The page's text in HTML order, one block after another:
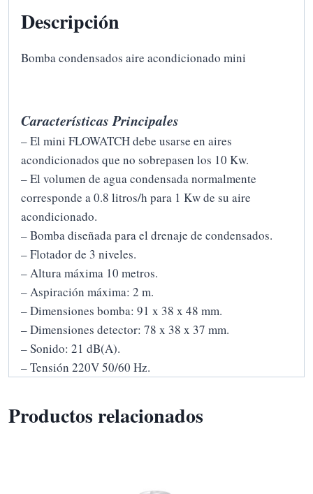
Descripción
Bomba condensados aire acondicionado mini
Características Principales
– El mini FLOWATCH debe usarse en aires
acondicionados que no sobrepasen los 10 Kw.
– El volumen de agua condensada normalmente
corresponde a 0.8 litros/h para 1 Kw de su aire
acondicionado.
– Bomba diseñada para el drenaje de condensados.
– Flotador de 3 niveles.
– Altura máxima 10 metros.
– Aspiración máxima: 2 m.
– Dimensiones bomba: 91 x 38 x 48 mm.
– Dimensiones detector: 78 x 38 x 37 mm.
– Sonido: 21 dB(A).
– Tensión 220V 50/60 Hz.
Productos relacionados